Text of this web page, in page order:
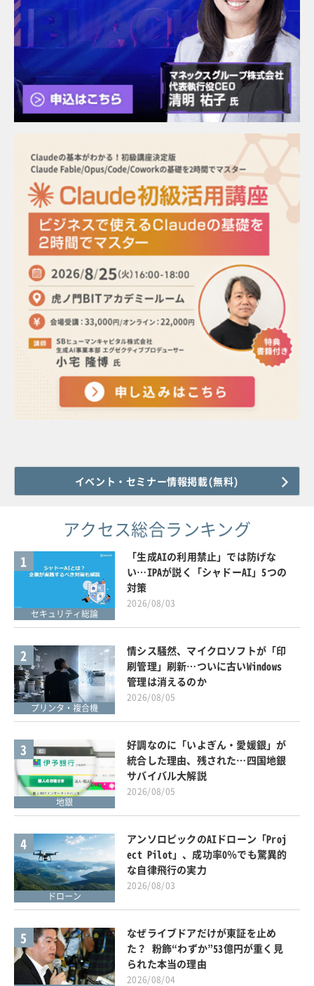
イベント・セミナー情報掲載(無料)
アクセス総合ランキング
1
セキュリティ総論
「生成AIの利用禁止」では防げな
い…IPAが説く「シャドーAI」5つの
対策
2026/08/03
2
プリンタ・複合機
情シス騒然、マイクロソフトが「印
刷管理」刷新…ついに古いWindows
管理は消えるのか
2026/08/05
3
地銀
好調なのに「いよぎん・愛媛銀」が
統合した理由、残された…四国地銀
サバイバル大解説
2026/08/05
4
ドローン
アンソロピックのAIドローン「Proj
ect Pilot」、成功率0％でも驚異的
な自律飛行の実力
2026/08/03
5
なぜライブドアだけが東証を止め
た？ 粉飾“わずか”53億円が重く見
られた本当の理由
2026/08/04